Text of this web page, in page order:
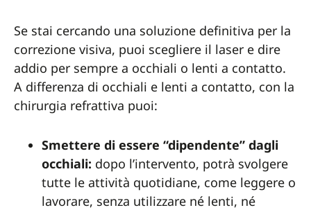
Se stai cercando una soluzione definitiva per la
correzione visiva, puoi scegliere il laser e dire
addio per sempre a occhiali o lenti a contatto.
A differenza di occhiali e lenti a contatto, con la
chirurgia refrattiva puoi:
Smettere di essere “dipendente” dagli
occhiali: dopo l’intervento, potrà svolgere
tutte le attività quotidiane, come leggere o
lavorare, senza utilizzare né lenti, né